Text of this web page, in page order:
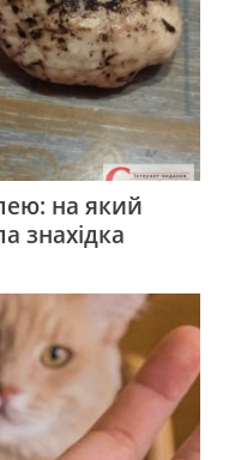
на який
знахідка